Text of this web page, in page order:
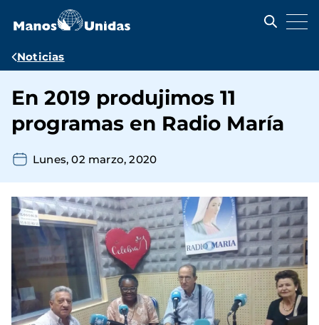
contenido
Ruta
navegación
Noticias
En 2019 produjimos 11
programas en Radio María
Lunes, 02 marzo, 2020